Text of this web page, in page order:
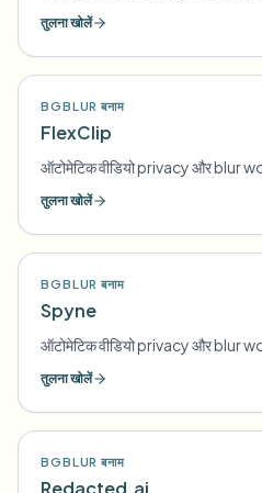
तुलना खोलें
BGBLUR बनाम
FlexClip
ऑटोमेटिक वीडियो privacy और blur
तुलना खोलें
BGBLUR बनाम
Spyne
ऑटोमेटिक वीडियो privacy और blur
तुलना खोलें
BGBLUR बनाम
Redacted.ai